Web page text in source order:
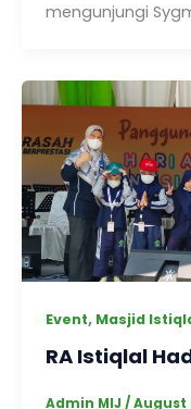
mengunjungi
Event, Masjid
RA Istiqlal
Admin MIJ /August